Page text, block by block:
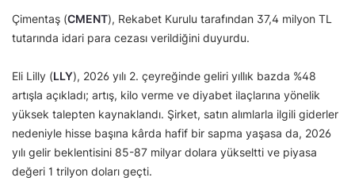
Çimentaş (CMENT), Rekabet Kurulu tarafından 37,4 milyon TL
tutarında idari para cezası verildiğini duyurdu.
Eli Lilly (LLY), 2026 yılı 2. çeyreğinde geliri yıllık bazda %48
artışla açıkladı; artış, kilo verme ve diyabet ilaçlarına yönelik
yüksek talepten kaynaklandı. Şirket, satın alımlarla ilgili giderler
nedeniyle hisse başına kârda hafif bir sapma yaşasa da, 2026
yılı gelir beklentisini 85-87 milyar dolara yükseltti ve piyasa
değeri 1 trilyon doları geçti.